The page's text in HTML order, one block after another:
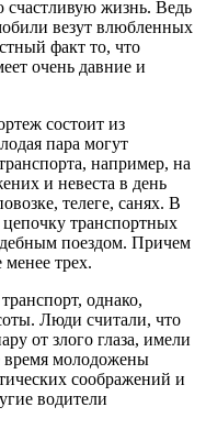
счастливую жизнь. Ведь
везут влюбленных
факт то, что
очень давние и
состоит из
пара могут
например, на
и невеста в день
телеге, санях. В
транспортных
поездом. Причем
трех.
однако,
Люди считали, что
от злого глаза, имели
время молодожены
соображений и
водители